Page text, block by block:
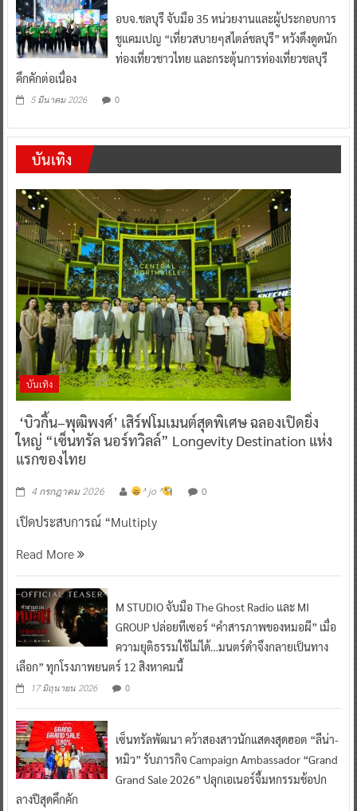
อบจ.ชลบุรี จับมือ 35 หน่วยงานและผู้ประกอบการ
ชูแคมเปญ “เที่ยวสบายๆสไตล์ชลบุรี” หวังดึงดูดนัก
ท่องเที่ยวชาวไทย และกระตุ้นการท่องเที่ยวชลบุรี
คึกคักต่อเนื่อง
5 มีนาคม 2026 0
บันเทิง
บันเทิง
‘บิวกิ้น–พุฒิพงศ์’ เสิร์ฟโมเมนต์สุดพิเศษ ฉลองเปิดยิ่ง
ใหญ่ “เซ็นทรัล นอร์ทวิลล์” Longevity Destination แห่ง
แรกของไทย
4 กรกฎาคม 2026 ^ jo ^ 0
เปิดประสบการณ์ “Multiply
Read More
M STUDIO จับมือ The Ghost Radio และ MI
GROUP ปล่อยทีเซอร์ “คำสารภาพของหมอผี” เมื่อ
ความยุติธรรมใช้ไม่ได้…มนตร์ดำจึงกลายเป็นทาง
เลือก” ทุกโรงภาพยนตร์ 12 สิงหาคมนี้
17 มิถุนายน 2026 0
เซ็นทรัลพัฒนา คว้าสองสาวนักแสดงสุดฮอต “ลีน่า-
หมิว” รับภารกิจ Campaign Ambassador “Grand
Grand Sale 2026” ปลุกเอเนอร์จี้มหกรรมช้อปก
ลางปีสุดคึกคัก